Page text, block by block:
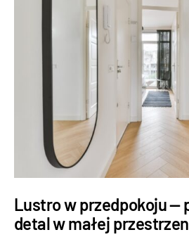
Lustro w przedpokoju —
detal w małej